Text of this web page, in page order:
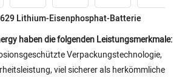
Lithium-Eisenphosphat-Batterie
haben die folgenden Leistungsmerkmale:
Verpackungstechnologie,
viel sicherer als herkömmliche